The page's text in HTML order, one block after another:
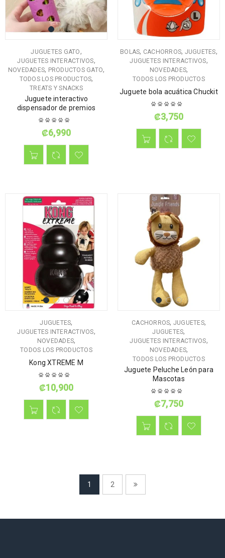
JUGUETES GATO,
JUGUETES INTERACTIVOS,
NOVEDADES, PRODUCTOS GATO,
TODOS LOS PRODUCTOS,
TREATS Y SNACKS
Juguete interactivo
dispensador de premios
₡6,990
BOLAS, CACHORROS, JUGUETES,
JUGUETES INTERACTIVOS,
NOVEDADES,
TODOS LOS PRODUCTOS
Juguete bola acuática Chuckit
₡3,750
JUGUETES,
JUGUETES INTERACTIVOS,
NOVEDADES,
TODOS LOS PRODUCTOS
Kong XTREME M
₡10,900
CACHORROS, JUGUETES,
JUGUETES,
JUGUETES INTERACTIVOS,
NOVEDADES,
TODOS LOS PRODUCTOS
Juguete Peluche León para
Mascotas
₡7,750
1 2